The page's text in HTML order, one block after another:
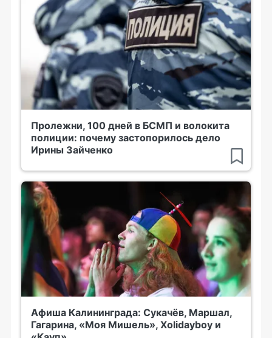
Пролежни, 100 дней в БСМП и волокита
полиции: почему застопорилось дело
Ирины Зайченко
Афиша Калининграда: Сукачёв, Маршал,
Гагарина, «Моя Мишель», Xolidayboy и